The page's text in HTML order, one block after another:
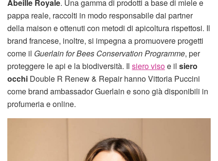
Abeille Royale. Una gamma di prodotti a base di miele e
pappa reale, raccolti in modo responsabile dai partner
della maison e ottenuti con metodi di apicoltura rispettosi. Il
brand francese, inoltre, si impegna a promuovere progetti
come il Guerlain for Bees Conservation Programme, per
proteggere le api e la biodiversità. Il siero visoe il siero
occhi Double R Renew & Repair hanno Vittoria Puccini
come brand ambassador Guerlain e sono già disponibili in
profumeria e online.